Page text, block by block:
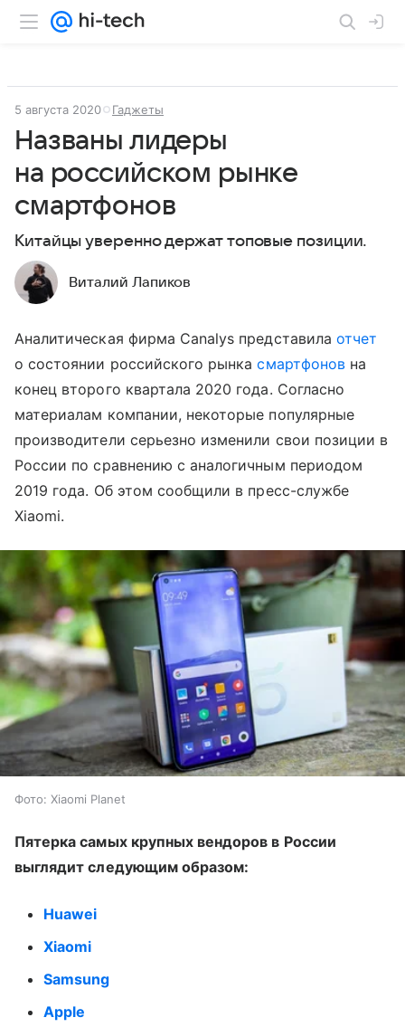
5 августа 2020 Гаджеты
Названы лидеры
на российском рынке
смартфонов
Китайцы уверенно держат топовые позиции.
Виталий Лапиков
Аналитическая фирма Canalys представила отчет
о состоянии российского рынкасмартфоновна
конец второго квартала 2020 года. Согласно
материалам компании, некоторые популярные
производители серьезно изменили свои позиции в
России по сравнению с аналогичным периодом
2019 года. Об этом сообщили в пресс-службе
Xiaomi.
Фото: Xiaomi Planet
Пятерка самых крупных вендоров в России
выглядит следующим образом:
Huawei
Xiaomi
Samsung
Apple